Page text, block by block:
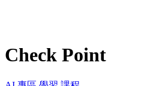
Check Point